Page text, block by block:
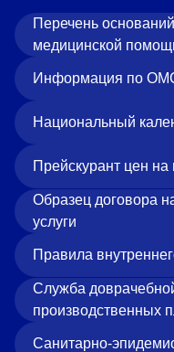
Перечень
медицинской
Информация по
Национальный
Прейскурант цен на
Образец договора
услуги
Правила
Служба
производственных
Санитарно-